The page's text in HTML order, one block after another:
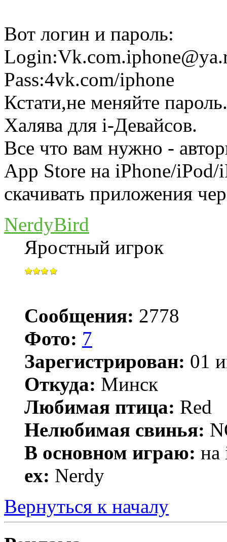
Вот логин и пароль:
Pass:4vk.com/iphone
Кстати,не меняйте пароль.
Халява для i-Девайсов.
Все что вам нужно -
App Store на iPhone/
скачивать приложения
NerdyBird
Яростный игрок
Сообщения: 2778
Фото: 7
Зарегистрирован: 01
Откуда: Минск
Любимая птица: Red
Нелюбимая свинья:
В основном играю: на
ex: Nerdy
Вернуться к началу